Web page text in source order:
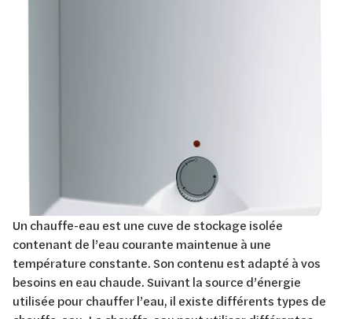
Un chauffe-eau est une cuve de stockage isolée
contenant de l’eau courante maintenue à une
température constante. Son contenu est adapté à vos
besoins en eau chaude. Suivant la source d’énergie
utilisée pour chauffer l’eau, il existe différents types de